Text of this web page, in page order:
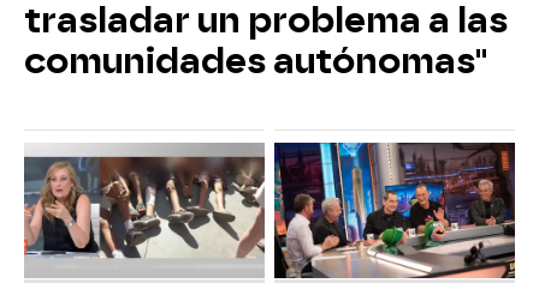
trasladar un problema a las
comunidades autónomas"